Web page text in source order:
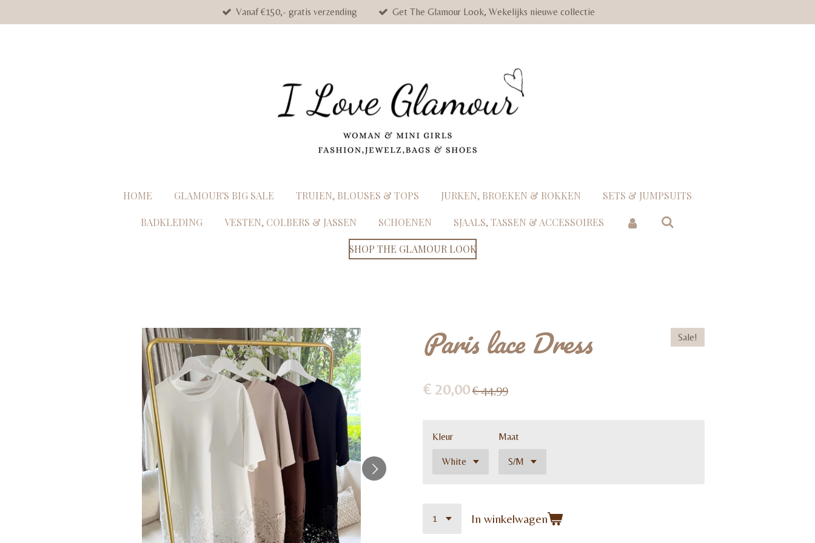
direct
Vanaf €150,- gratis verzending Get The Glamour Look, Wekelijks nieuwe collectie
HOME GLAMOUR'S BIG SALE TRUIEN, BLOUSES & TOPS JURKEN, BROEKEN & ROKKEN SETS & JUMPSUITS
BADKLEDING VESTEN, COLBERS & JASSEN SCHOENEN SJAALS, TASSEN & ACCESSOIRES
SHOP THE GLAMOUR LOOK
Paris lace Dress Sale!
€ 20,00€ 44,99
Kleur Maat
In winkelwagen